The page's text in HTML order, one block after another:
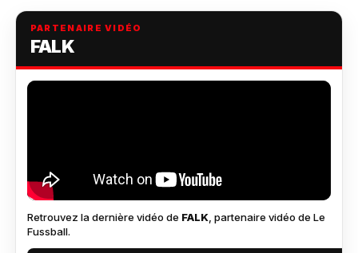
PARTENAIRE VIDÉO
FALK
Retrouvez la dernière vidéo de FALK, partenaire vidéo de Le
Fussball.